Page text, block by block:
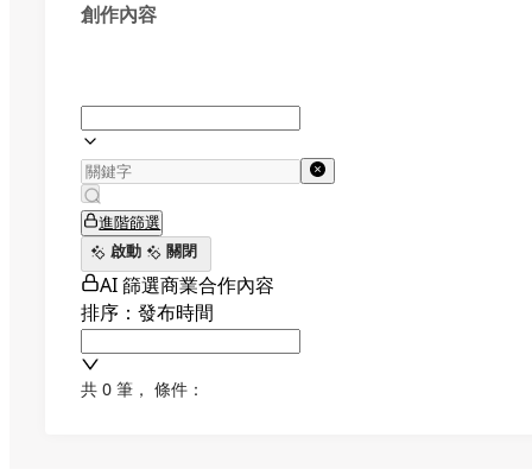
創作內容
進階篩選
啟動
關閉
AI 篩選商業合作內容
排序：發布時間
共 0 筆 ， 條件：